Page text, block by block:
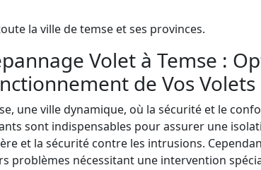
la ville de temse et ses provinces.
Volet à Temse :
de Vos
une ville dynamique, où la sécurité et le
sont indispensables pour assurer une
et la sécurité contre les intrusions.
problèmes nécessitant une intervention